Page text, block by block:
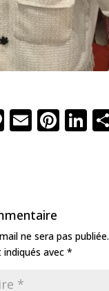
M
g
e
E Pi
st
Li
n
ne sera pas publiée.
avec *